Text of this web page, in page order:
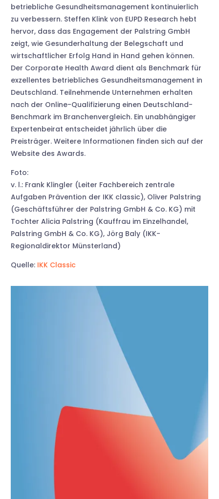
betriebliche Gesundheitsmanagement kontinuierlich
zu verbessern. Steffen Klink von EUPD Research hebt
hervor, dass das Engagement der Palstring GmbH
zeigt, wie Gesunderhaltung der Belegschaft und
wirtschaftlicher Erfolg Hand in Hand gehen können.
Der Corporate Health Award dient als Benchmark für
exzellentes betriebliches Gesundheitsmanagement in
Deutschland. Teilnehmende Unternehmen erhalten
nach der Online-Qualifizierung einen Deutschland-
Benchmark im Branchenvergleich. Ein unabhängiger
Expertenbeirat entscheidet jährlich über die
Preisträger. Weitere Informationen finden sich auf der
Website des Awards.
Foto:
v. l.: Frank Klingler (Leiter Fachbereich zentrale
Aufgaben Prävention der IKK classic), Oliver Palstring
(Geschäftsführer der Palstring GmbH & Co. KG) mit
Tochter Alicia Palstring (Kauffrau im Einzelhandel,
Palstring GmbH & Co. KG), Jörg Baly (IKK-
Regionaldirektor Münsterland)
Quelle: IKK Classic